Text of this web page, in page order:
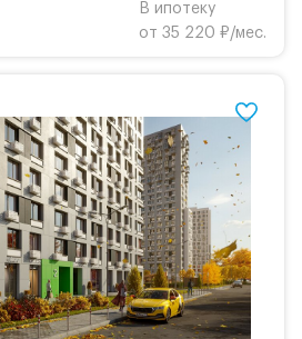
В ипотеку
от 35 220 ₽/мес.